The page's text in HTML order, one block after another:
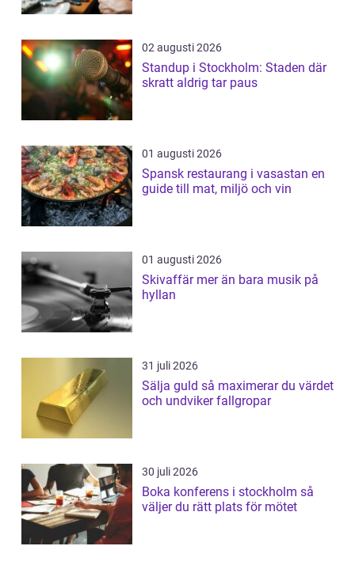
02 augusti 2026
Standup i Stockholm: Staden där
skratt aldrig tar paus
01 augusti 2026
Spansk restaurang i vasastan en
guide till mat, miljö och vin
01 augusti 2026
Skivaffär mer än bara musik på
hyllan
31 juli 2026
Sälja guld så maximerar du värdet
och undviker fallgropar
30 juli 2026
Boka konferens i stockholm så
väljer du rätt plats för mötet